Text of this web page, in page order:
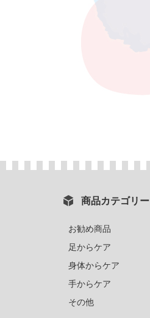
商品カテゴリー
お勧め商品
足からケア
身体からケア
手からケア
その他